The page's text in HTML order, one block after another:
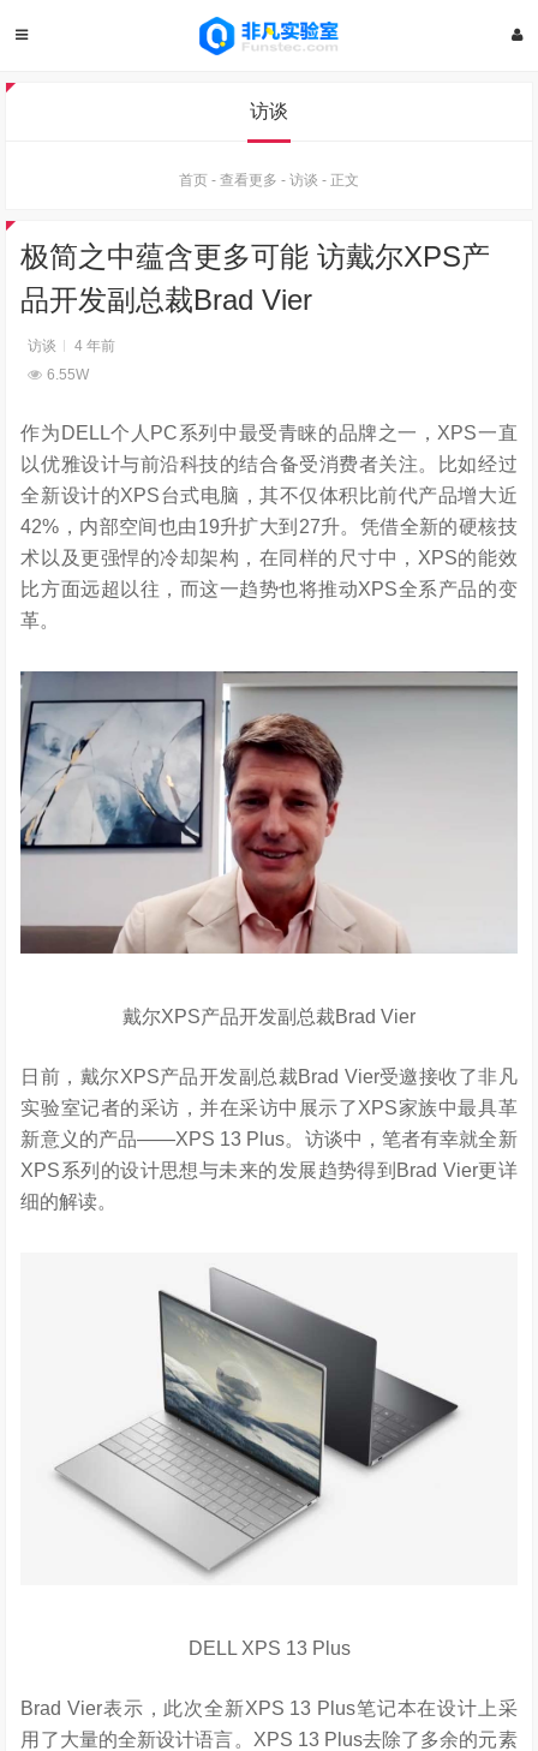
访谈
首页 - 查看更多 - 访谈 - 正文
极简之中蕴含更多可能 访戴尔XPS产
品开发副总裁Brad Vier
访谈
4 年前
6.55W
作为DELL个人PC系列中最受青睐的品牌之一，XPS一直
以优雅设计与前沿科技的结合备受消费者关注。比如经过
全新设计的XPS台式电脑，其不仅体积比前代产品增大近
42%，内部空间也由19升扩大到27升。凭借全新的硬核技
术以及更强悍的冷却架构，在同样的尺寸中，XPS的能效
比方面远超以往，而这一趋势也将推动XPS全系产品的变
革。
戴尔XPS产品开发副总裁Brad Vier
日前，戴尔XPS产品开发副总裁Brad Vier受邀接收了非凡
实验室记者的采访，并在采访中展示了XPS家族中最具革
新意义的产品——XPS 13 Plus。访谈中，笔者有幸就全新
XPS系列的设计思想与未来的发展趋势得到Brad Vier更详
细的解读。
DELL XPS 13 Plus
Brad Vier表示，此次全新XPS 13 Plus笔记本在设计上采
用了大量的全新设计语言。XPS 13 Plus去除了多余的元素